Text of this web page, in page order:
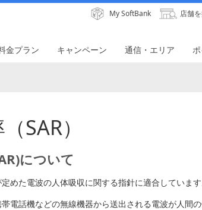
My SoftBank 店舗
金プラン キャンペーン 通信・エリア
SAR）
について
めた電波の人体吸収に関する指針に適合しています
電話機などの無線機器から送出される電波が人間